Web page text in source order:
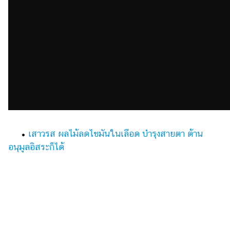
ไร
แต่งงาน
• เสาวรส ผลไม้ลดไขมันในเลือด บำรุงสายตา ต้าน
อนุมูลอิสระก็ได้